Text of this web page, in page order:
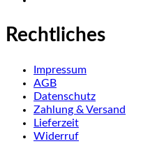
Rechtliches
Impressum
AGB
Datenschutz
Zahlung & Versand
Lieferzeit
Widerruf